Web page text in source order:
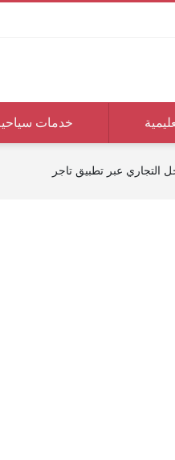
خدمات
التجاري عبر تطبيق تاجر